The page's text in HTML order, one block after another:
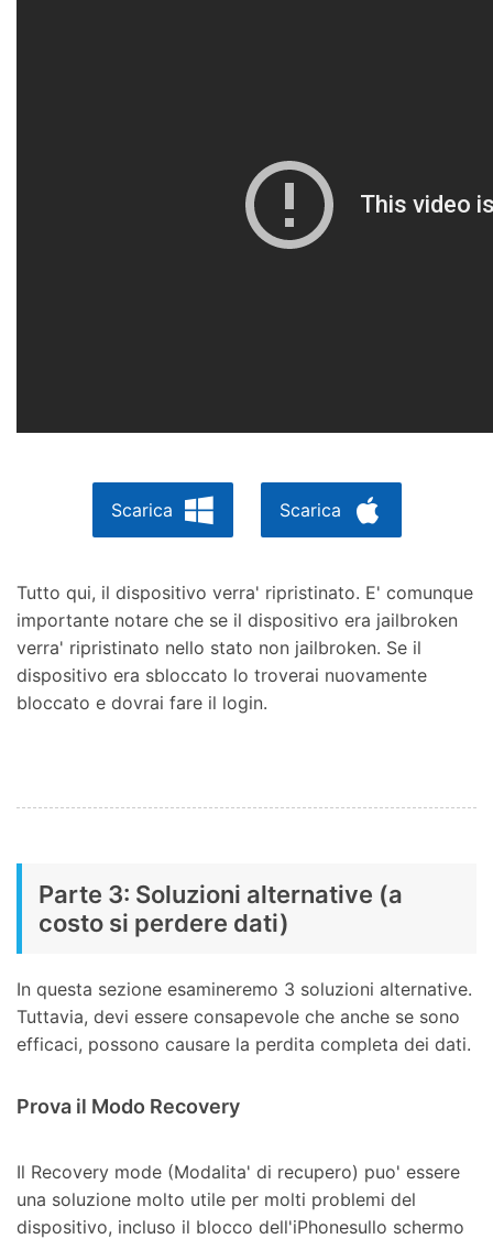
Scarica Scarica
Tutto qui, il dispositivo verra' ripristinato. E' comunque
importante notare che se il dispositivo era jailbroken
verra' ripristinato nello stato non jailbroken. Se il
dispositivo era sbloccato lo troverai nuovamente
bloccato e dovrai fare il login.
Parte 3: Soluzioni alternative (a
costo si perdere dati)
In questa sezione esamineremo 3 soluzioni alternative.
Tuttavia, devi essere consapevole che anche se sono
efficaci, possono causare la perdita completa dei dati.
Prova il Modo Recovery
Il Recovery mode (Modalita' di recupero) puo' essere
una soluzione molto utile per molti problemi del
dispositivo, incluso il blocco dell'iPhonesullo schermo